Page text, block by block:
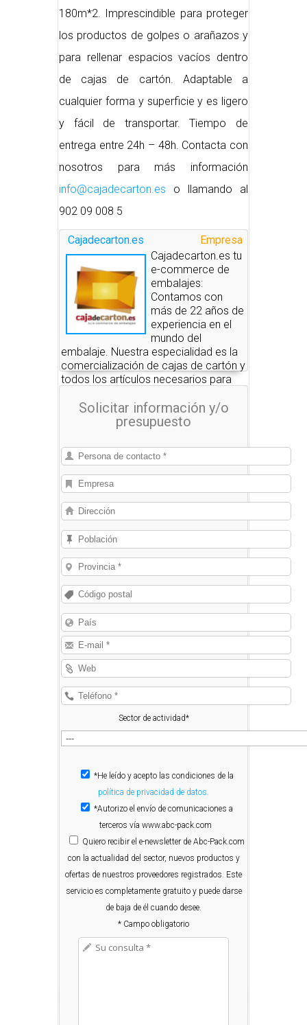
180m*2. Imprescindible para proteger
los productos de golpes o arañazos y
para rellenar espacios vacíos dentro
de cajas de cartón. Adaptable a
cualquier forma y superficie y es ligero
y fácil de transportar. Tiempo de
entrega entre 24h – 48h. Contacta con
nosotros para más información
info@cajadecarton.es o llamando al
902 09 008 5
Empresa
Cajadecarton.es
Cajadecarton.es tu
e-commerce de
embalajes:
Contamos con
más de 22 años de
experiencia en el
mundo del
embalaje. Nuestra especialidad es la
comercialización de cajas de cartón y
todos los artículos necesarios para
protección de todo tipo de productos
y envíos a unos precios muy
asesoramiento personalizado en todo
lo referente a embalajes.
Solicitar información y/o
presupuesto
Sector de actividad*
*He leído y acepto las condiciones de la
política de privacidad de datos.
*Autorizo el envío de comunicaciones a
terceros vía www.abc-pack.com
Quiero recibir el e-newsletter de Abc-Pack.com
con la actualidad del sector, nuevos productos y
ofertas de nuestros proveedores registrados. Este
servicio es completamente gratuito y puede darse
de baja de él cuando desee.
* Campo obligatorio